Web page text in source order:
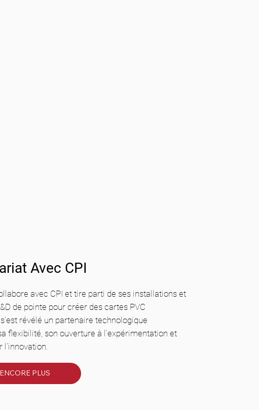
Avec CPI
avec CPI et tire parti de ses installations et
de pointe pour créer des cartes PVC
révélé un partenaire technologique
flexibilité, son ouverture à l'expérimentation et
l'innovation.
PLUS